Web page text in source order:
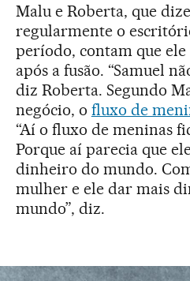
Malu e Roberta, que
regularmente o
período, contam que
após a fusão. “Samuel
diz Roberta. Segundo
negócio, o fluxo de
“Aí o fluxo de meninas
Porque aí parecia que
dinheiro do mundo.
mulher e ele dar mais
mundo”, diz.